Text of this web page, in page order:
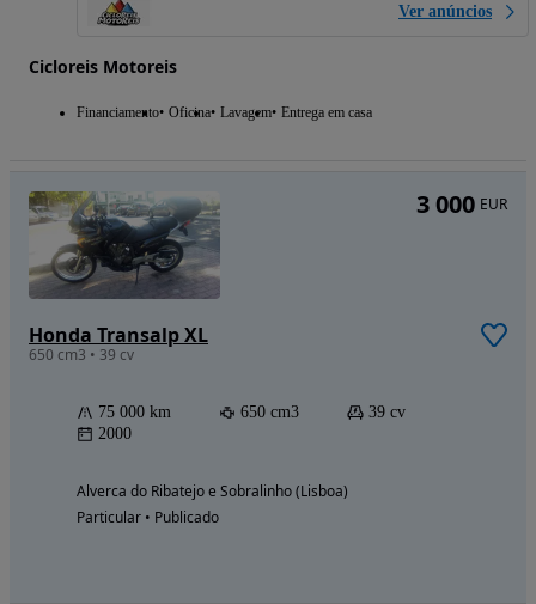
Ver anúncios
Cicloreis Motoreis
Financiamento Oficina Lavagem Entrega em casa
Honda Transalp XL
650 cm3 • 39 cv
75 000 km 650 cm3
39 cv
2000
Alverca do Ribatejo e Sobralinho (Lisboa)
Particular • Publicado
3 000 EUR